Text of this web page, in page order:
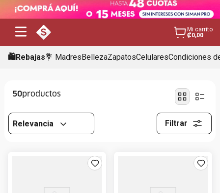
Mi carrito
₡0,00
🛍️Rebajas💐 MadresBellezaZapatosCelularesCondiciones
50
Relevancia Filtrar